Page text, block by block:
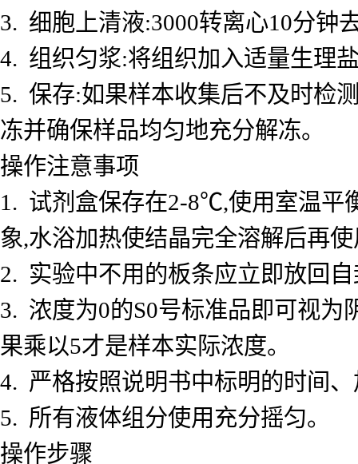
3. 细胞上清液:3000转离心10分钟
4. 组织匀浆:将组织加入适量生理
5. 保存:如果样本收集后不及时检
冻并确保样品均匀地充分解冻。
操作注意事项
1. 试剂盒保存在2-8℃,使用室温平
象,水浴加热使结晶完全溶解后再
2. 实验中不用的板条应立即放回
3. 浓度为0的S0号标准品即可视为
果乘以5才是样本实际浓度。
4. 严格按照说明书中标明的时间
5. 所有液体组分使用充分摇匀。
操作步骤